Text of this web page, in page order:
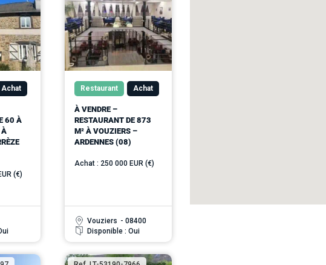
Achat
60 À
À
(€)
Restaurant Achat
À VENDRE –
RESTAURANT DE 873
M² À VOUZIERS –
ARDENNES (08)
Achat : 250 000 EUR (€)
Vouziers - 08400
Disponible : Oui